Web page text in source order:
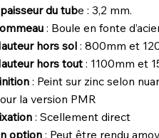
du tube : 3,2 mm.
: Boule en fonte
hors sol: 800mm et
hors tout : 1100mm et
: Peint sur zinc selon
la version PMR
: Scellement direct
option: Peut être rendu